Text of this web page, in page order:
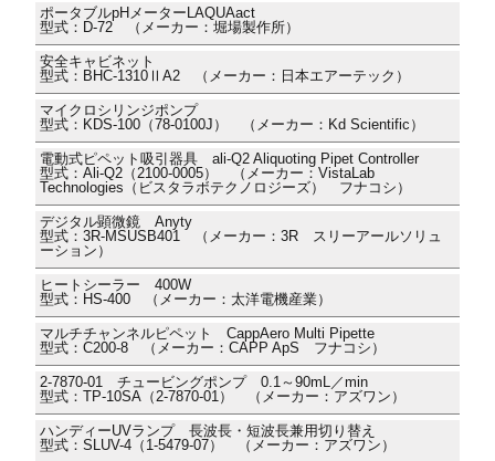
ポータブルpHメーターLAQUAact
型式：D-72 （メーカー：堀場製作所）
安全キャビネット
型式：BHC-1310ⅡA2 （メーカー：日本エアーテック）
マイクロシリンジポンプ
型式：KDS-100（78-0100J） （メーカー：Kd Scientific）
電動式ピペット吸引器具 ali-Q2 Aliquoting Pipet Controller
型式：Ali-Q2（2100-0005） （メーカー：VistaLab
Technologies（ビスタラボテクノロジーズ） フナコシ）
デジタル顕微鏡 Anyty
型式：3R-MSUSB401 （メーカー：3R スリーアールソリュ
ーション）
ヒートシーラー 400W
型式：HS-400 （メーカー：太洋電機産業）
マルチチャンネルピペット CappAero Multi Pipette
型式：C200-8 （メーカー：CAPP ApS フナコシ）
2-7870-01 チュービングポンプ 0.1～90mL／min
型式：TP-10SA（2-7870-01） （メーカー：アズワン）
ハンディーUVランプ 長波長・短波長兼用切り替え
型式：SLUV-4（1-5479-07） （メーカー：アズワン）